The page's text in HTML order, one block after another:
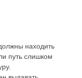
находить
путь слишком